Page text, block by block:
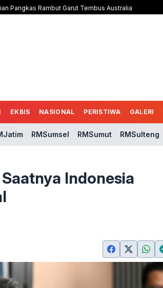
Pangkas Rambut Garut Tembus Australia
EKBIS NASIONAL PERISTIWA GALERI
RMSumsel RMSumut RMSulteng
Indonesia